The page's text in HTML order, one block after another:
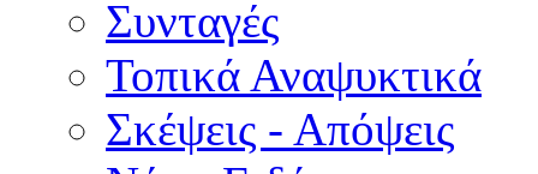
Συνταγές
Τοπικά Αναψυκτικά
Σκέψεις - Απόψεις